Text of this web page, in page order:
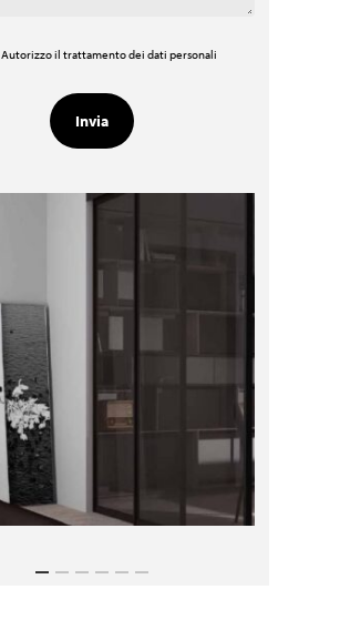
Autorizzo il trattamento dei dati personali